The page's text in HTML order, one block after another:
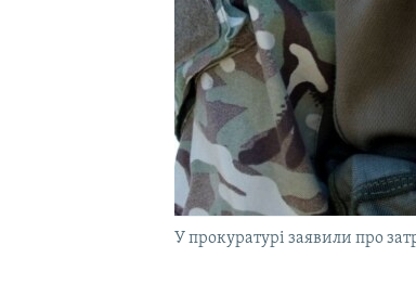
У прокуратурі заявили про